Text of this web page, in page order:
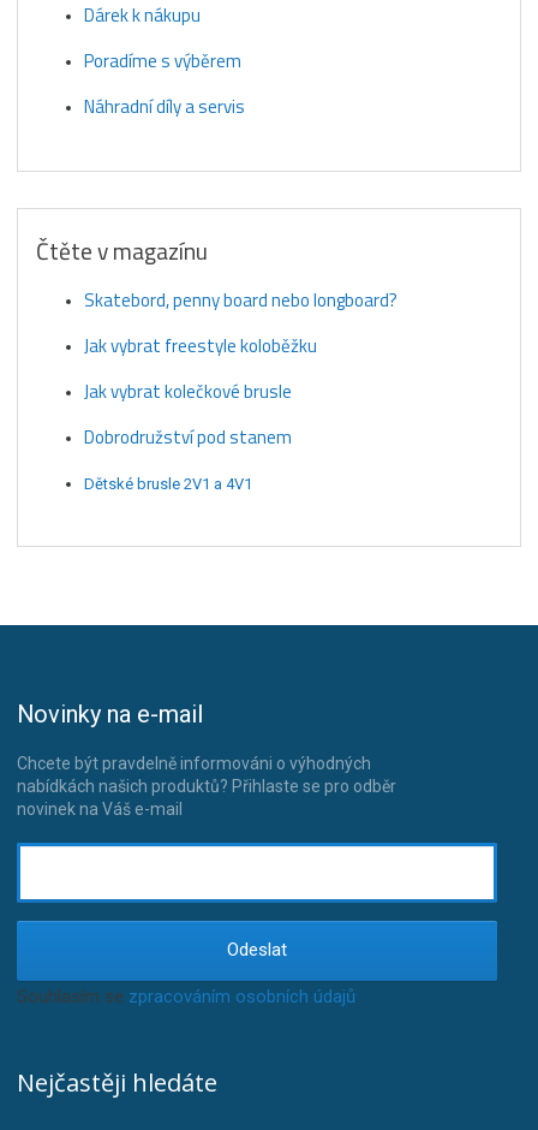
Dárek k nákupu
Poradíme s výběrem
Náhradní díly a servis
Čtěte v magazínu
Skatebord, penny board nebo longboard?
Jak vybrat freestyle koloběžku
Jak vybrat kolečkové brusle
Dobrodružství pod stanem
Dětské brusle 2V1 a 4V1
Novinky na e-mail
Chcete být pravdelně informováni o výhodných
nabídkách našich produktů? Přihlaste se pro odběr
novinek na Váš e-mail
Odeslat
Souhlasím se zpracováním osobních údajů.
Nejčastěji hledáte